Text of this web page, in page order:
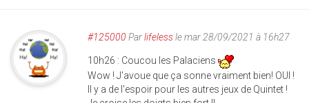
#125000 Parlifelessle mar 28/09/2021 à 16h27
10h26 : Coucou les Palaciens
Wow ! J'avoue que ça sonne vraiment bien! OUI !
Il y a de l'espoir pour les autres jeux de Quintet !